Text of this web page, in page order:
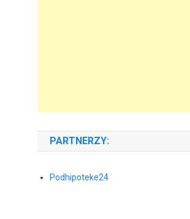
PARTNERZY:
Podhipoteke24